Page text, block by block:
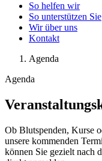
So helfen wir
So unterstützen Sie
Wir über uns
Kontakt
Agenda
Agenda
Ob Blutspenden, Kurse
unsere kommenden
können Sie gezielt nach